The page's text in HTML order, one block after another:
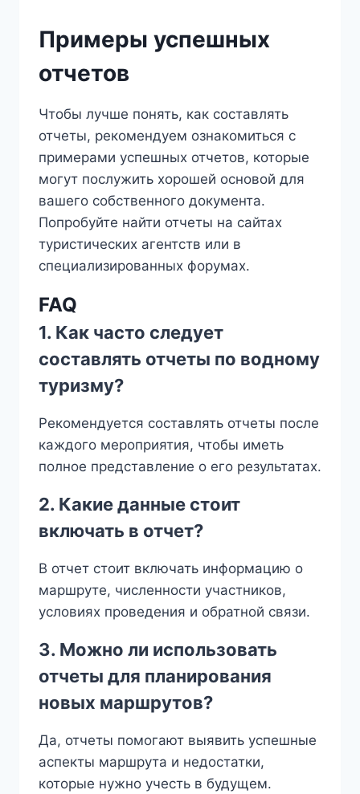
Примеры успешных
отчетов
Чтобы лучше понять, как составлять
отчеты, рекомендуем ознакомиться с
примерами успешных отчетов, которые
могут послужить хорошей основой для
вашего собственного документа.
Попробуйте найти отчеты на сайтах
туристических агентств или в
специализированных форумах.
FAQ
1. Как часто следует
составлять отчеты по водному
туризму?
Рекомендуется составлять отчеты после
каждого мероприятия, чтобы иметь
полное представление о его результатах.
2. Какие данные стоит
включать в отчет?
В отчет стоит включать информацию о
маршруте, численности участников,
условиях проведения и обратной связи.
3. Можно ли использовать
отчеты для планирования
новых маршрутов?
Да, отчеты помогают выявить успешные
аспекты маршрута и недостатки,
которые нужно учесть в будущем.